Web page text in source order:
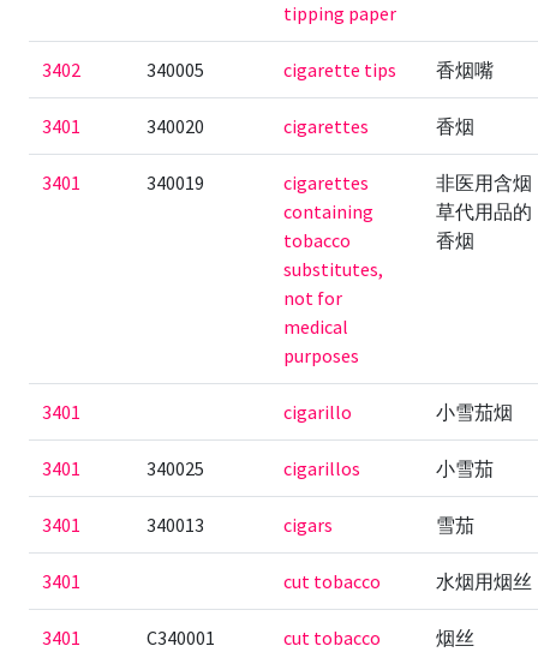
tipping paper
3402 340005 cigarette tips 香烟嘴
3401 340020 cigarettes 香烟
3401 340019
cigarettes
containing
tobacco
substitutes,
not for
medical
purposes
非医用含烟
草代用品的
香烟
3401 cigarillo 小雪茄烟
3401 340025 cigarillos 小雪茄
3401 340013 cigars 雪茄
3401 cut tobacco 水烟用烟丝
3401 C340001 cut tobacco 烟丝